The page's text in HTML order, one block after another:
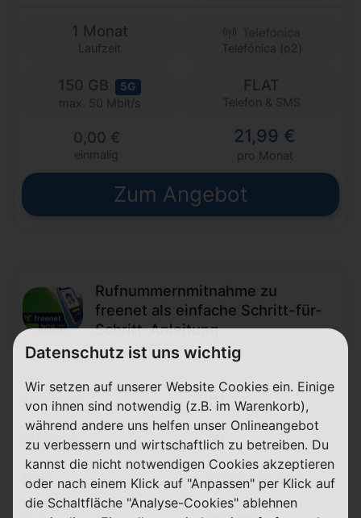
1 Monat
Laufzeit Telefónica (o2)
150 GB 5G
max. 50 Mbit/s
FLAT
Telefon & SMS
0,00 €
einmalig
21,99 €
pro Monat
Zum Angebot
Rufnummernmitnahme zu
freenet als einfache Schritt-für-
Schritt-Anleitung
Allnet-Flat ✅
SMS-Flat ✅
Netz Telefónica (o2)
Datenschutz ist uns wichtig
Wir setzen auf unserer Website Cookies ein. Einige
von ihnen sind notwendig (z.B. im Warenkorb),
während andere uns helfen unser Onlineangebot
zu verbessern und wirtschaftlich zu betreiben. Du
kannst die nicht notwendigen Cookies akzeptieren
oder nach einem Klick auf "Anpassen" per Klick auf
die Schaltfläche "Analyse-Cookies" ablehnen